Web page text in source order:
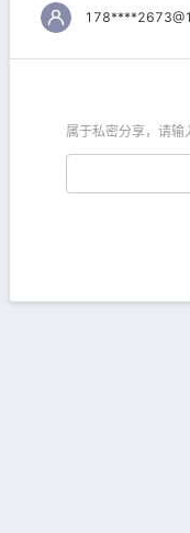
属于私密分享，请输